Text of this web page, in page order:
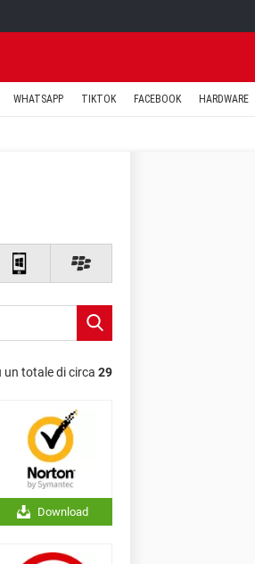
WHATSAPP TIKTOK FACEBOOK HARDWARE
un totale di circa 29
Download